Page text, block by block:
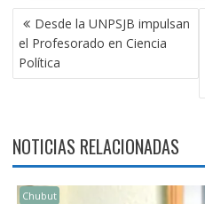
NAVEGACIÓN
DE
ENTRADAS
Desde la UNPSJB impulsan
el Profesorado en Ciencia
Política
NOTICIAS RELACIONADAS
Chubut